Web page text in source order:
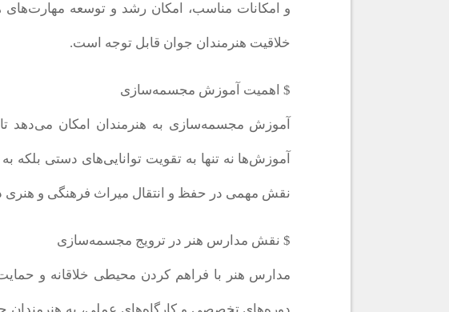
و امکانات مناسب، امکان رشد و توسعه
خلاقیت هنرمندان جوان قابل توجه است.
$ اهمیت آموزش مجسمه‌سازی
آموزش مجسمه‌سازی به هنرمندان امکان می‌دهد تا
آموزش‌ها نه تنها به تقویت توانایی‌های دستی
نقش مهمی در حفظ و انتقال میراث فرهنگی و هنری
$ نقش مدارس هنر در ترویج مجسمه‌سازی
مدارس هنر با فراهم کردن محیطی خلاقانه و